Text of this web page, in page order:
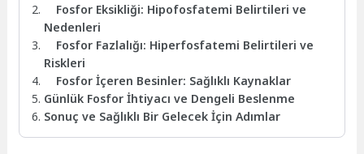
Fosfor Eksikliği: Hipofosfatemi Belirtileri ve
Nedenleri
Fosfor Fazlalığı: Hiperfosfatemi Belirtileri ve
Riskleri
Fosfor İçeren Besinler: Sağlıklı Kaynaklar
Günlük Fosfor İhtiyacı ve Dengeli Beslenme
Sonuç ve Sağlıklı Bir Gelecek İçin Adımlar